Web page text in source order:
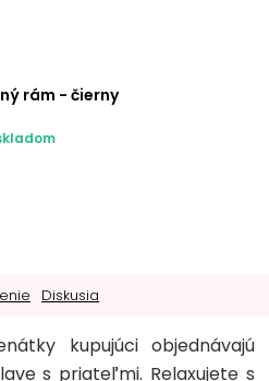
rám - čierny
Diskusia
kupujúci objednávajú
s priateľmi. Relaxujete s